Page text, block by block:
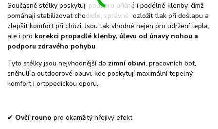
Současně stélky poskytují podporu příčné i podélné klenby, čímž
pomáhají stabilizovat chodidlo, správně rozložit tlak při došlapu a
zlepšit komfort při chůzi. Jsou tak vhodné nejen pro udržení tepla,
ale i pro korekci propadlé klenby, úlevu od únavy nohou a
podporu zdravého pohybu.
Tyto stélky jsou nejvhodnější do zimní obuvi, pracovních bot,
sněhulí a outdoorové obuvi, kde poskytují maximální tepelný
komfort i ortopedickou oporu.
✔ Ovčí rouno pro okamžitý hřejivý efekt